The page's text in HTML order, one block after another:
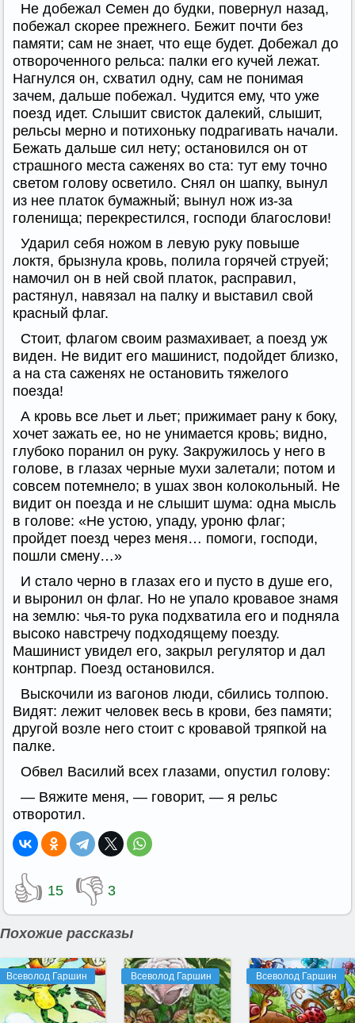
Не добежал Семен до будки, повернул назад,
побежал скорее прежнего. Бежит почти без
памяти; сам не знает, что еще будет. Добежал до
отвороченного рельса: палки его кучей лежат.
Нагнулся он, схватил одну, сам не понимая
зачем, дальше побежал. Чудится ему, что уже
поезд идет. Слышит свисток далекий, слышит,
рельсы мерно и потихоньку подрагивать начали.
Бежать дальше сил нету; остановился он от
страшного места саженях во ста: тут ему точно
светом голову осветило. Снял он шапку, вынул
из нее платок бумажный; вынул нож из-за
голенища; перекрестился, господи благослови!
Ударил себя ножом в левую руку повыше
локтя, брызнула кровь, полила горячей струей;
намочил он в ней свой платок, расправил,
растянул, навязал на палку и выставил свой
красный флаг.
Стоит, флагом своим размахивает, а поезд уж
виден. Не видит его машинист, подойдет близко,
а на ста саженях не остановить тяжелого
поезда!
А кровь все льет и льет; прижимает рану к боку,
хочет зажать ее, но не унимается кровь; видно,
глубоко поранил он руку. Закружилось у него в
голове, в глазах черные мухи залетали; потом и
совсем потемнело; в ушах звон колокольный. Не
видит он поезда и не слышит шума: одна мысль
в голове: «Не устою, упаду, уроню флаг;
пройдет поезд через меня… помоги, господи,
пошли смену…»
И стало черно в глазах его и пусто в душе его,
и выронил он флаг. Но не упало кровавое знамя
на землю: чья-то рука подхватила его и подняла
высоко навстречу подходящему поезду.
Машинист увидел его, закрыл регулятор и дал
контрпар. Поезд остановился.
Выскочили из вагонов люди, сбились толпою.
Видят: лежит человек весь в крови, без памяти;
другой возле него стоит с кровавой тряпкой на
палке.
Обвел Василий всех глазами, опустил голову:
— Вяжите меня, — говорит, — я рельс
отворотил.
👍 15 👎 3
Похожие рассказы
Всеволод Гаршин Всеволод Гаршин Всеволод Гаршин